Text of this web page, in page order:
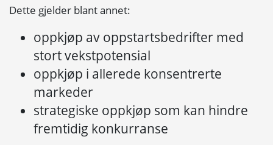
Dette gjelder blant annet:
oppkjøp av oppstartsbedrifter med
stort vekstpotensial
oppkjøp i allerede konsentrerte
markeder
strategiske oppkjøp som kan hindre
fremtidig konkurranse